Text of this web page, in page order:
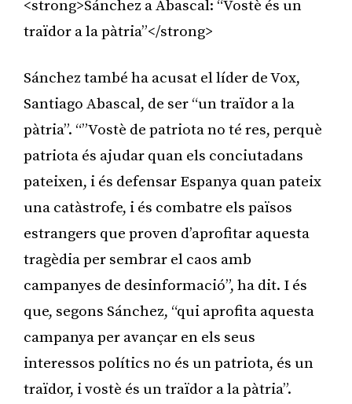
<strong>Sánchez a Abascal: “Vostè és un
traïdor a la pàtria”</strong>
Sánchez també ha acusat el líder de Vox,
Santiago Abascal, de ser “un traïdor a la
pàtria”. “”Vostè de patriota no té res, perquè
patriota és ajudar quan els conciutadans
pateixen, i és defensar Espanya quan pateix
una catàstrofe, i és combatre els països
estrangers que proven d’aprofitar aquesta
tragèdia per sembrar el caos amb
campanyes de desinformació”, ha dit. I és
que, segons Sánchez, “qui aprofita aquesta
campanya per avançar en els seus
interessos polítics no és un patriota, és un
traïdor, i vostè és un traïdor a la pàtria”.